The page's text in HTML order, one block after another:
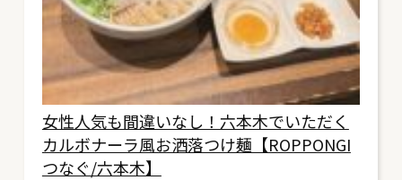
女性人気も間違いなし！六本木でいただく
カルボナーラ風お洒落つけ麺【ROPPONGI
つなぐ/六本木】